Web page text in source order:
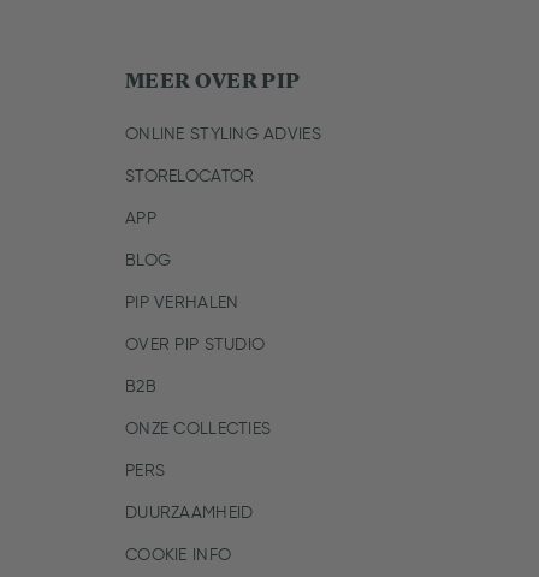
MEER OVER PIP
ONLINE STYLING ADVIES
STORELOCATOR
APP
BLOG
PIP VERHALEN
OVER PIP STUDIO
B2B
ONZE COLLECTIES
PERS
DUURZAAMHEID
COOKIE INFO